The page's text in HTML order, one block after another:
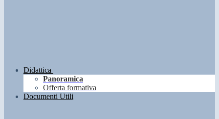
Didattica
Panoramica
Offerta formativa
Documenti Utili